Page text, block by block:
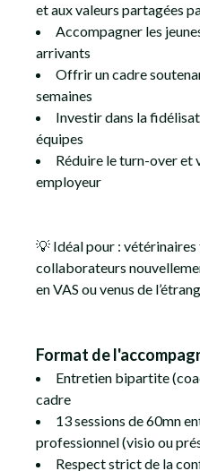
et aux valeurs partagées
Accompagner les
arrivants
Offrir un cadre
semaines
Investir dans la
équipes
Réduire le turn-over et
employeur
💡 Idéal pour :
collaborateurs
en VAS ou venus de
Format de
Entretien bipartite
cadre
13 sessions de 60mn
professionnel (visio ou
Respect strict de la